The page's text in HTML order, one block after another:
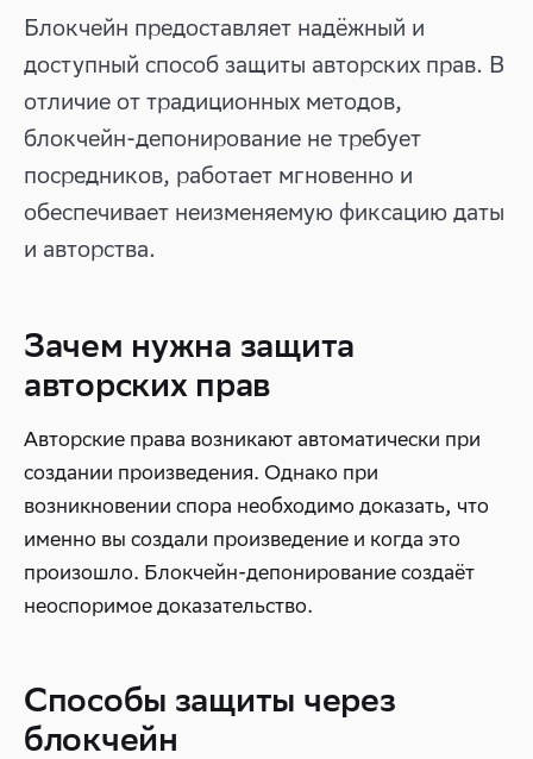
Блокчейн предоставляет надёжный и
доступный способ защиты авторских прав. В
отличие от традиционных методов,
блокчейн-депонирование не требует
посредников, работает мгновенно и
обеспечивает неизменяемую фиксацию даты
и авторства.
Зачем нужна защита
авторских прав
Авторские права возникают автоматически при
создании произведения. Однако при
возникновении спора необходимо доказать, что
именно вы создали произведение и когда это
произошло. Блокчейн-депонирование создаёт
неоспоримое доказательство.
Способы защиты через
блокчейн